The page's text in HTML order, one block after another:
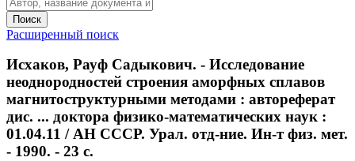
Поиск
Расширенный поиск
Исхаков, Рауф Садыкович. - Исследование
неоднородностей строения аморфных сплавов
магнитоструктурными методами : автореферат
дис. ... доктора физико-математических наук :
01.04.11 / АН СССР. Урал. отд-ние. Ин-т физ. мет.
- 1990. - 23 с.